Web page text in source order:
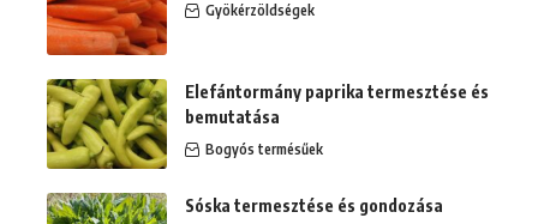
Gyökérzöldségek
Elefántormány paprika termesztése és
bemutatása
Bogyós termésűek
Sóska termesztése és gondozása